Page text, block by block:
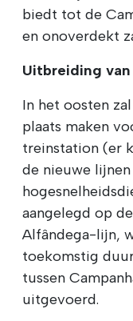
biedt tot de
en onoverdekt
Uitbreiding
In het oosten
plaats maken
treinstation (er
de nieuwe
aangelegd op
Alfândega-lijn,
toekomstig
tussen
uitgevoerd.